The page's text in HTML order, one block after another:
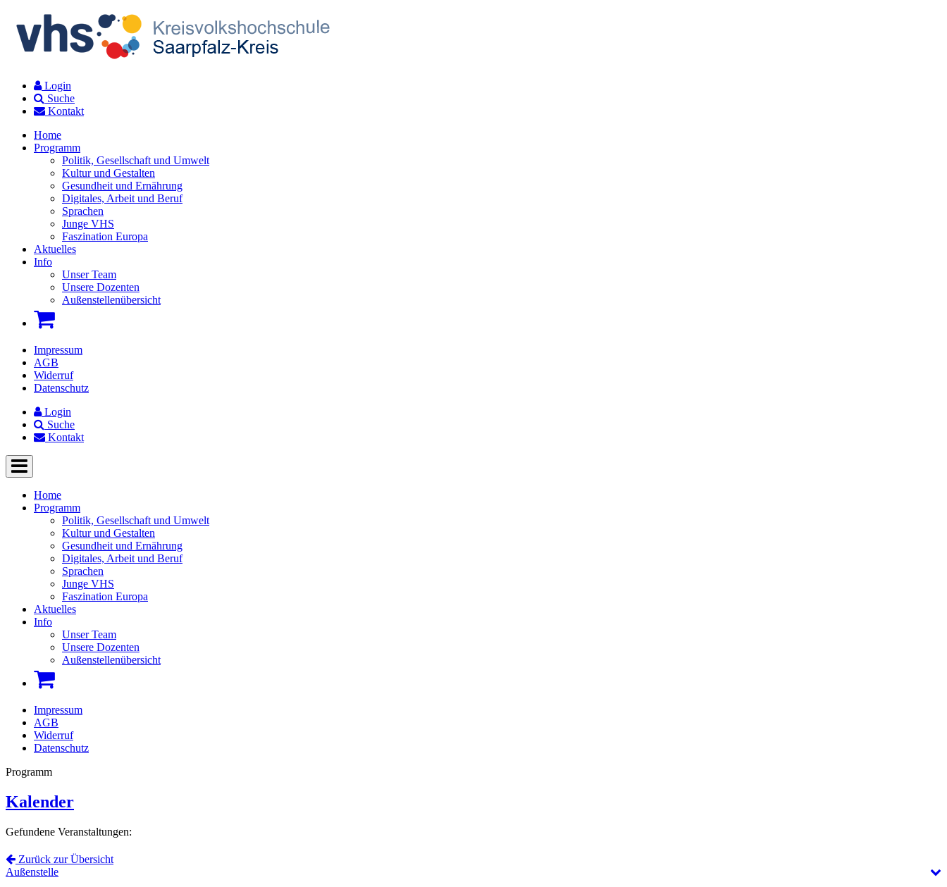
Login
Suche
Kontakt
Home
Programm
Politik, Gesellschaft und Umwelt
Kultur und Gestalten
Gesundheit und Ernährung
Digitales, Arbeit und Beruf
Sprachen
Junge VHS
Faszination Europa
Aktuelles
Info
Unser Team
Unsere Dozenten
Außenstellenübersicht
Impressum
AGB
Widerruf
Datenschutz
Login
Suche
Kontakt
Home
Programm
Politik, Gesellschaft und Umwelt
Kultur und Gestalten
Gesundheit und Ernährung
Digitales, Arbeit und Beruf
Sprachen
Junge VHS
Faszination Europa
Aktuelles
Info
Unser Team
Unsere Dozenten
Außenstellenübersicht
Impressum
AGB
Widerruf
Datenschutz
Programm
Kalender
Gefundene Veranstaltungen:
Zurück zur Übersicht
Außenstelle